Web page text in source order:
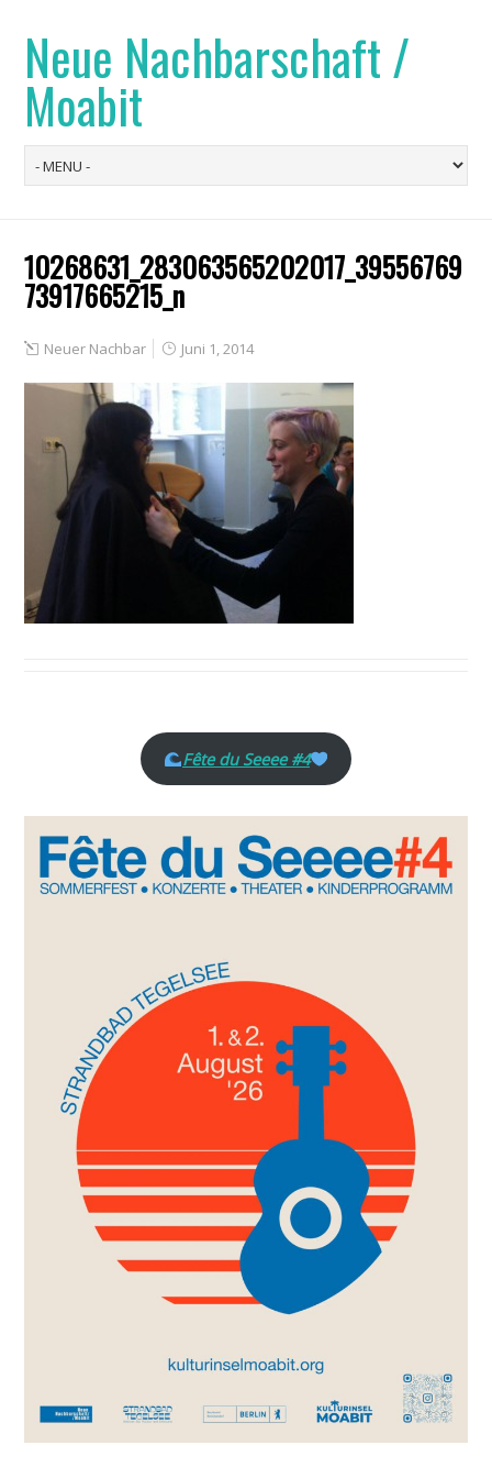
Neue Nachbarschaft /
Moabit
10268631_283063565202017_39556769
73917665215_n
Neuer Nachbar Juni 1, 2014
Fête du Seeee #4